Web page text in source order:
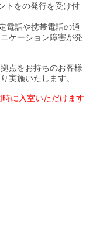
トをの発行を受け付
電話や携帯電話の通
ケーション障害が発
点をお持ちのお客様
実施いたします。
に入室いただけます